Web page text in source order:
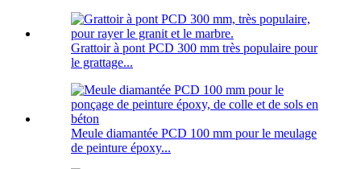
Grattoir à pont PCD 300 mm très populaire pour
le grattage...
Meule diamantée PCD 100 mm pour le meulage
de peinture époxy...